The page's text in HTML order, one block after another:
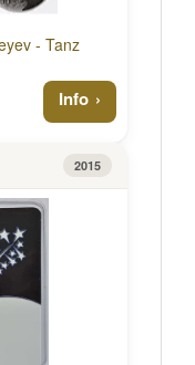
- Tanz
Info
2015